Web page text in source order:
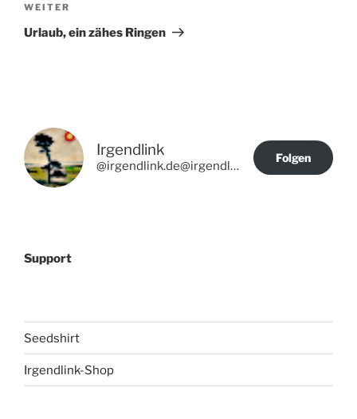
Nächster
Beitrag
WEITER
Urlaub, ein zähes Ringen
Irgendlink
@irgendlink.de@irgendlink.de
Folgen
Support
Seedshirt
Irgendlink-Shop